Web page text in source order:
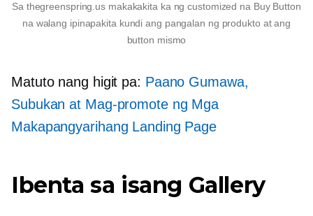
Sa thegreenspring.us makakakita ka ng customized na Buy Button
na walang ipinapakita kundi ang pangalan ng produkto at ang
button mismo
Matuto nang higit pa: Paano Gumawa,
Subukan at Mag-promote ng Mga
Makapangyarihang Landing Page
Ibenta sa isang Gallery